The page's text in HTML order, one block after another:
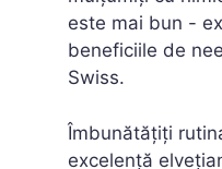
este mai bun -
beneficiile de
Swiss.
Îmbunătățiți
excelență